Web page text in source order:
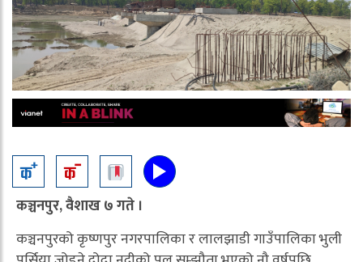
कञ्चनपुर, वैशाख ७ गते ।
कञ्चनपुरको कृष्णपुर नगरपालिका र लालझाडी गाउँपालिका भुली